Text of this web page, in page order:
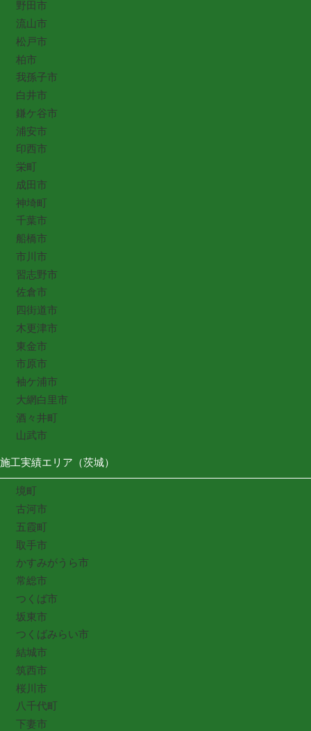
野田市
流山市
松戸市
柏市
我孫子市
白井市
鎌ケ谷市
浦安市
印西市
栄町
成田市
神埼町
千葉市
船橋市
市川市
習志野市
佐倉市
四街道市
木更津市
東金市
市原市
袖ケ浦市
大網白里市
酒々井町
山武市
施工実績エリア（茨城）
境町
古河市
五霞町
取手市
かすみがうら市
常総市
つくば市
坂東市
つくばみらい市
結城市
筑西市
桜川市
八千代町
下妻市